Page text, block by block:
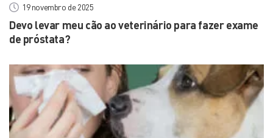
19 novembro de 2025
Devo levar meu cão ao veterinário para fazer exame
de próstata?